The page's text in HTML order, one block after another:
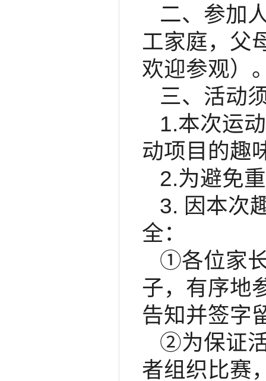
二、参加
工家庭，父
欢迎参观）
三、活动
1.本次运
动项目的趣
2.为避免
3. 因本次
全：
①各位家
子，有序地
告知并签字
②为保证
者组织比赛